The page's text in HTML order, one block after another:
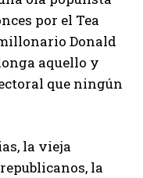
por el Tea
Donald
aquello y
que ningún
la vieja
la